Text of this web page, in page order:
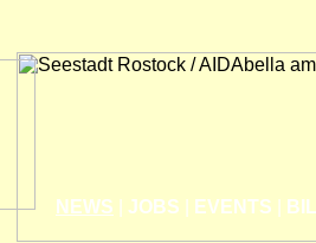
NEWS JOBS EVENTS